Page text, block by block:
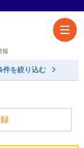
報
件を絞り込む